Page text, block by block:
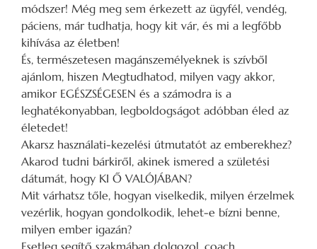
módszer! Még meg sem érkezett az ügyfél, vendég,
páciens, már tudhatja, hogy kit vár, és mi a legfőbb
kihívása az életben!
És, természetesen magánszemélyeknek is szívből
ajánlom, hiszen Megtudhatod, milyen vagy akkor,
amikor EGÉSZSÉGESEN és a számodra is a
leghatékonyabban, legboldogságot adóbban éled az
életedet!
Akarsz használati-kezelési útmutatót az emberekhez?
Akarod tudni bárkiről, akinek ismered a születési
dátumát, hogy KI Ő VALÓJÁBAN?
Mit várhatsz tőle, hogyan viselkedik, milyen érzelmek
vezérlik, hogyan gondolkodik, lehet-e bízni benne,
milyen ember igazán?
Esetleg segítő szakmában dolgozol, coach,